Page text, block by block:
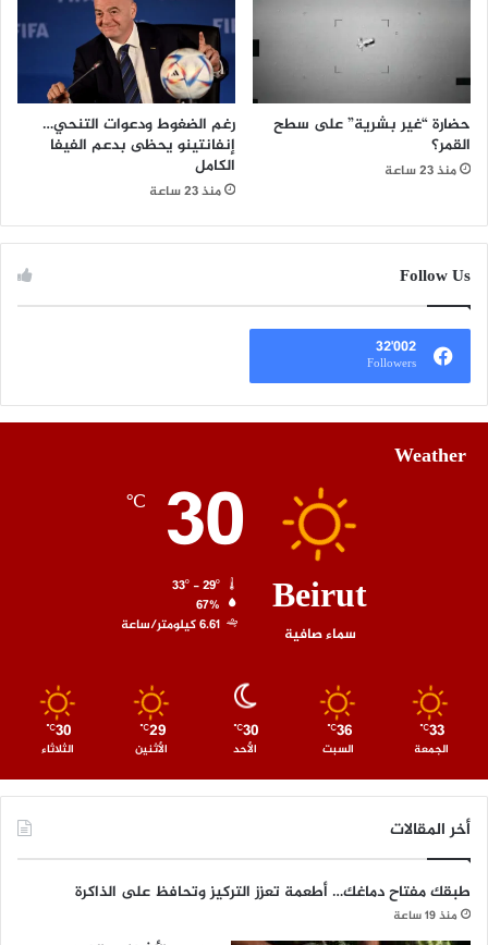
حضارة “غير بشرية” على سطح
القمر؟
منذ 23 ساعة
رغم الضغوط ودعوات التنحي…
إنفانتينو يحظى بدعم الفيفا
الكامل
منذ 23 ساعة
Follow Us
32٬002
Followers
Weather
Beirut
سماء صافية
30
℃
67%
6.61 كيلومتر/ساعة
33
℃
الجمعة
36
℃
السبت
30
℃
الأحد
29
℃
الأثنين
30
℃
الثلاثاء
أخر المقالات
طبقك مفتاح دماغك… أطعمة تعزز التركيز وتحافظ على الذاكرة
منذ 19 ساعة